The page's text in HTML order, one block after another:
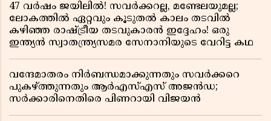
47 വർഷം ജയിലിൽ! സവർക്കറല്ല, മണ്ടേലയുമല്ല;
ലോകത്തിൽ ഏറ്റവും കൂടുതൽ കാലം തടവിൽ
കഴിഞ്ഞ രാഷ്ട്രീയ തടവുകാരൻ ഇദ്ദേഹം! ഒരു
ഇന്ത്യൻ സ്വാതന്ത്ര്യസമര സേനാനിയുടെ വേറിട്ട കഥ
വന്ദേമാതരം നിർബന്ധമാക്കുന്നതും സവർക്കറെ
പുകഴ്ത്തുന്നതും ആർഎസ്എസ് അജൻഡ;
സർക്കാരിനെതിരെ പിണറായി വിജയൻ